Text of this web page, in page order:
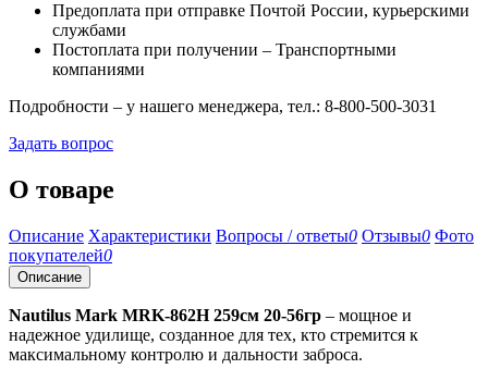
Предоплата при отправке Почтой России, курьерскими
службами
Постоплата при получении – Транспортными
компаниями
Подробности – у нашего менеджера, тел.: 8-800-500-3031
Задать вопрос
О товаре
Описание Характеристики Вопросы / ответы0 Отзывы0 Фото
покупателей0
Описание
Nautilus Mark MRK-862H 259см 20-56гр – мощное и
надежное удилище, созданное для тех, кто стремится к
максимальному контролю и дальности заброса.